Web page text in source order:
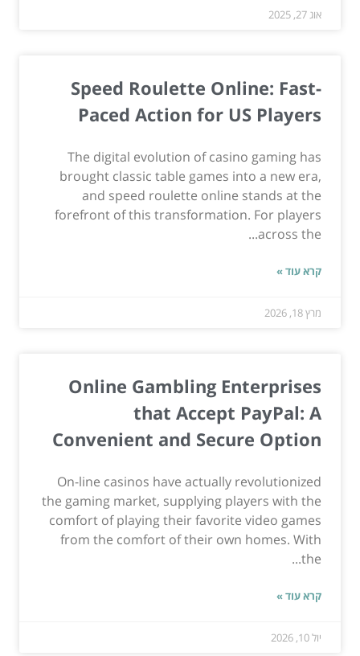
אוג 27, 2025
Speed Roulette Online: Fast-
Paced Action for US Players
The digital evolution of casino gaming has
brought classic table games into a new era,
and speed roulette online stands at the
forefront of this transformation. For players
across the...
קרא עוד »
מרץ 18, 2026
Online Gambling Enterprises
that Accept PayPal: A
Convenient and Secure Option
On-line casinos have actually revolutionized
the gaming market, supplying players with the
comfort of playing their favorite video games
from the comfort of their own homes. With
the...
קרא עוד »
יול 10, 2026